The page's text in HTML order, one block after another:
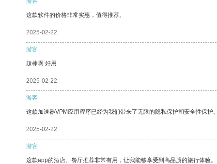
这款软件的价格非常实惠，值得推荐。
2025-02-22
游客
超棒啊 好用
2025-02-22
游客
这款加速器VPM应用程序已经为我们带来了无限的隐私保护和安全性保护
2025-02-22
游客
这款app的酒店、餐厅推荐非常有用，让我能够享受到高品质的旅行体验。